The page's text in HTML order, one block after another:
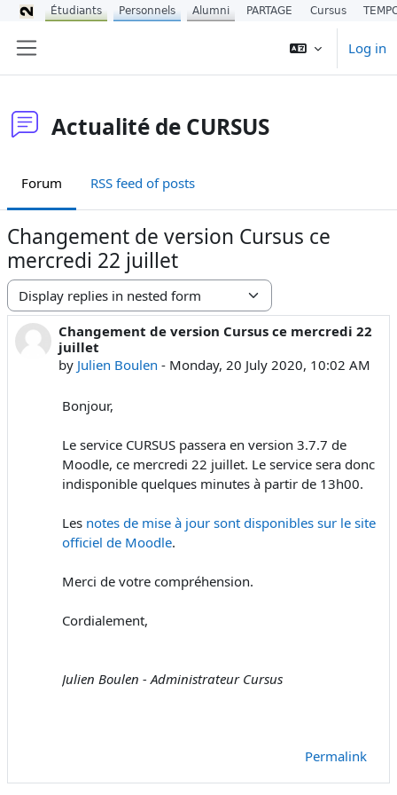
Log in
Actualité de CURSUS
Forum RSS feed of posts
Changement de version Cursus ce
mercredi 22 juillet
Display mode
Changement de version Cursus ce mercredi 22
juillet
by Julien Boulen - Monday, 20 July 2020, 10:02 AM
Number of replies: 0
Bonjour,
Le service CURSUS passera en version 3.7.7 de
Moodle, ce mercredi 22 juillet. Le service sera donc
indisponible quelques minutes à partir de 13h00.
Les notes de mise à jour sont disponibles sur le site
officiel de Moodle.
Merci de votre compréhension.
Cordialement,
Julien Boulen - Administrateur Cursus
Permalink
Étudiants Personnels Alumni PARTAGE Cursus